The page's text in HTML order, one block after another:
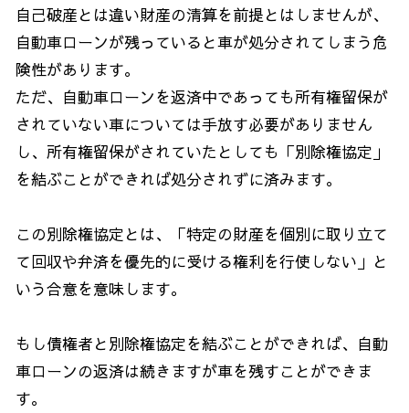
自己破産とは違い財産の清算を前提とはしませんが、
自動車ローンが残っていると車が処分されてしまう危
険性があります。
ただ、自動車ローンを返済中であっても所有権留保が
されていない車については手放す必要がありません
し、所有権留保がされていたとしても「別除権協定」
を結ぶことができれば処分されずに済みます。
この別除権協定とは、「特定の財産を個別に取り立て
て回収や弁済を優先的に受ける権利を行使しない」と
いう合意を意味します。
もし債権者と別除権協定を結ぶことができれば、自動
車ローンの返済は続きますが車を残すことができま
す。